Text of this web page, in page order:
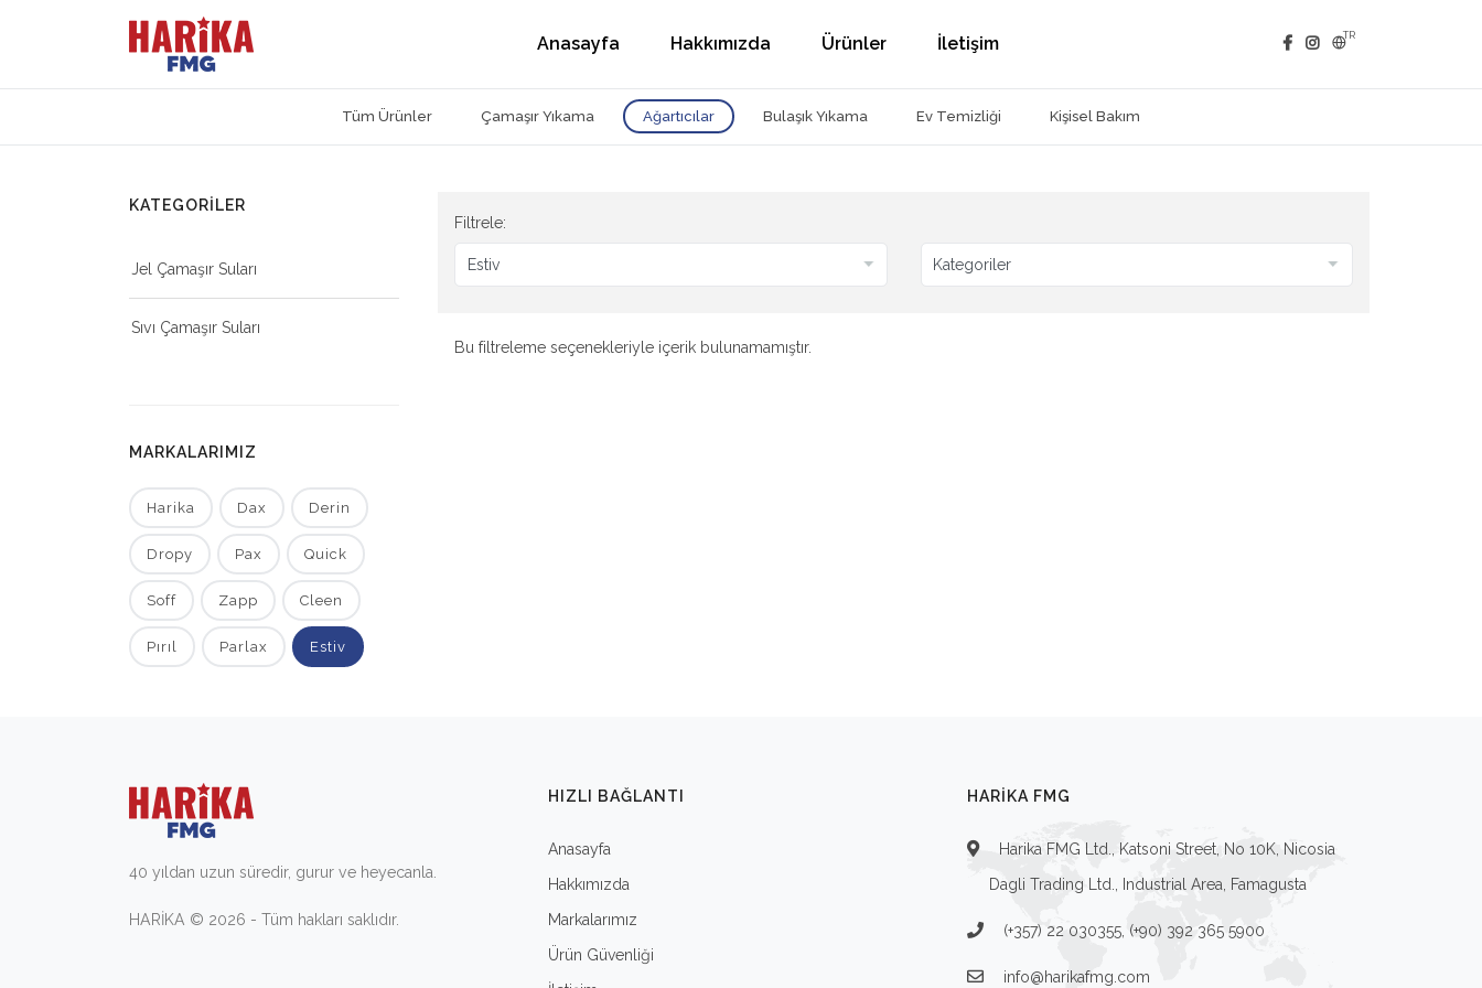
TR
Anasayfa Hakkımızda Ürünler İletişim
Tüm Ürünler Çamaşır Yıkama Ağartıcılar Bulaşık Yıkama Ev Temizliği Kişisel Bakım
Filtrele:
Bu filtreleme seçenekleriyle içerik bulunamamıştır.
KATEGORİLER
Jel Çamaşır Suları
Sıvı Çamaşır Suları
MARKALARIMIZ
Harika Dax Derin
Dropy Pax Quick
Soff Zapp Cleen
Pırıl Parlax Estiv
40 yıldan uzun süredir, gurur ve heyecanla.
HARİKA © 2026 - Tüm hakları saklıdır.
HIZLI BAĞLANTI
Anasayfa
Hakkımızda
Markalarımız
Ürün Güvenliği
HARIKA FMG
Harika FMG Ltd., Katsoni Street, No 10K, Nicosia
Dagli Trading Ltd., Industrial Area, Famagusta
(+357) 22 030355, (+90) 392 365 5900
info@harikafmg.com